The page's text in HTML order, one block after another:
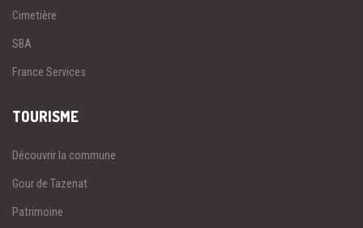
Cimetière
SBA
France Services
TOURISME
Découvrir la commune
Gour de Tazenat
Patrimoine